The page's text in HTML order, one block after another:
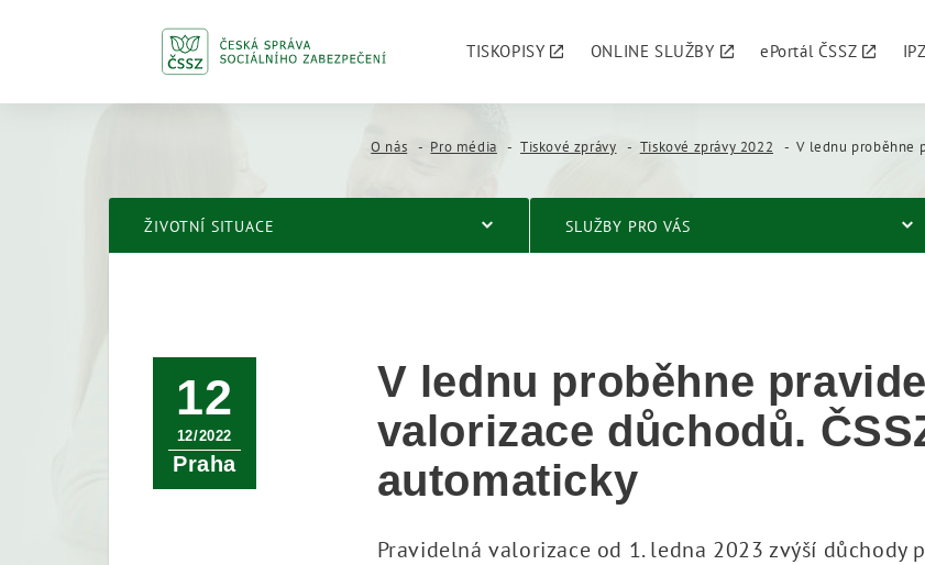
TISKOPISY ONLINE SLUŽBY ePortál ČSSZ
O nás Pro média Tiskové zprávy Tiskové zprávy 2022 V lednu proběhne pravidelná
ŽIVOTNÍ SITUACE SLUŽBY PRO VÁS
12
12/2022
Praha
V lednu proběhne
valorizace důchodů.
automaticky
Pravidelná valorizace od 1. ledna 2023 zvýší důchody